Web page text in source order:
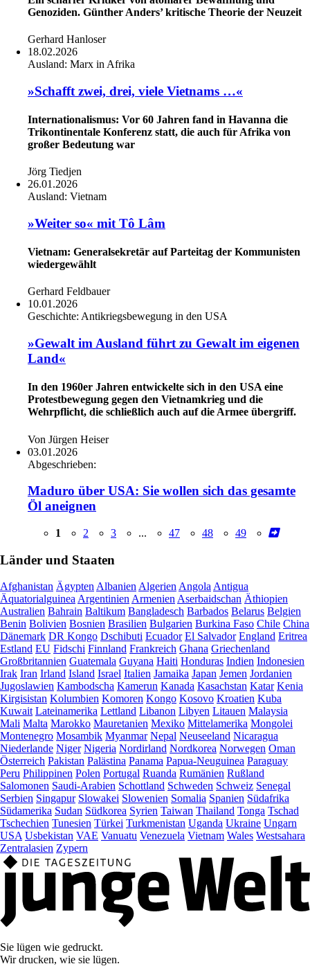
Genoziden. Günther Anders’ kritische Theorie der Neuzeit
Gerhard Hanloser
18.02.2026
Ausland: Marx in Afrika
»Schafft zwei, drei, viele Vietnams …«
Internationalismus: Vor 60 Jahren fand in Havanna die
Trikontinentale Konferenz statt, die auch für Afrika von
großer Bedeutung war
Jörg Tiedjen
26.01.2026
Ausland: Vietnam
»Weiter so« mit Tô Lâm
Vietnam: Generalsekretär auf Parteitag der Kommunisten
wiedergewählt
Gerhard Feldbauer
10.01.2026
Geschichte: Antikriegsbewegung in den USA
»Gewalt im Ausland führt zu Gewalt im eigenen
Land«
In den 1960er Jahren entwickelte sich in den USA eine
Protestbewegung gegen den Vietnamkrieg und die
Wehrpflicht, die schließlich auch auf die Armee übergriff.
Von Jürgen Heiser
03.01.2026
Abgeschrieben:
Maduro über USA: Sie wollen sich das gesamte
Öl aneignen
1 2 3 ... 47 48 49
Länder und Staaten
Afghanistan ÄgyptenAlbanienAlgerienAngolaAntigua
ÄquatorialguineaArgentinienArmenienAserbaidschan Äthiopien
Australien Bahrain Baltikum Bangladesch Barbados Belarus Belgien
Benin Bolivien Bosnien Brasilien Bulgarien Burkina Faso Chile China
Dänemark DR Kongo Dschibuti Ecuador El Salvador England Eritrea
Estland EU Fidschi Finnland Frankreich Ghana Griechenland
Großbritannien Guatemala Guyana Haiti Honduras Indien Indonesien
Irak Iran Irland Island Israel Italien Jamaika Japan Jemen Jordanien
Jugoslawien Kambodscha Kamerun Kanada Kasachstan Katar Kenia
Kirgisistan Kolumbien Komoren Kongo Kosovo Kroatien Kuba
Kuwait Lateinamerika Lettland Libanon Libyen Litauen Malaysia
Mali Malta Marokko Mauretanien Mexiko Mittelamerika Mongolei
Montenegro Mosambik Myanmar Nepal Neuseeland Nicaragua
Niederlande Niger Nigeria Nordirland Nordkorea Norwegen Oman
Österreich Pakistan Palästina Panama Papua-Neuguinea Paraguay
Peru Philippinen Polen Portugal Ruanda Rumänien Rußland
Salomonen Saudi-Arabien Schottland Schweden Schweiz Senegal
Serbien Singapur Slowakei Slowenien Somalia Spanien Südafrika
Südamerika Sudan Südkorea Syrien Taiwan Thailand Tonga Tschad
Tschechien Tunesien Türkei Turkmenistan Uganda Ukraine Ungarn
USA Usbekistan VAE Vanuatu Venezuela Vietnam Wales Westsahara
Zentralasien Zypern
Sie lügen wie gedruckt.
Wir drucken, wie sie lügen.